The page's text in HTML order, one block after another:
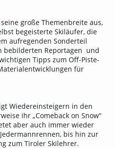
große Themenbreite aus,
begeisterte Skiläufer, die
aufregenden Sonderteil
bebilderten Reportagen und
Tipps zum Off-Piste-
für
Wiedereinsteigern in den
ihr „Comeback on Snow“
aber auch immer wieder
bis hin zur
zum Tiroler Skilehrer.